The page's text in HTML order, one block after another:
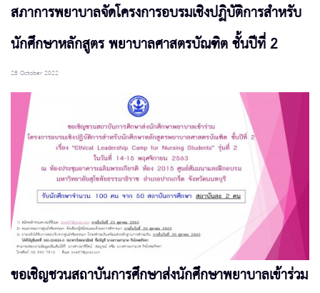
สภาการพยาบาลจัดโครงการอบรมเชิงปฏิบัติการสำหรับ
นักศึกษาหลักสูตร พยาบาลศาสตรบัณฑิต ชั้นปีที่ 2
28 October 2022
ขอเชิญชวนสถาบันการศึกษาส่งนักศึกษาพยาบาลเข้าร่วม